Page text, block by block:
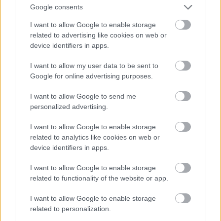
Google consents
I want to allow Google to enable storage
related to advertising like cookies on web or
device identifiers in apps.
I want to allow my user data to be sent to
Google for online advertising purposes.
I want to allow Google to send me
personalized advertising.
I want to allow Google to enable storage
related to analytics like cookies on web or
device identifiers in apps.
I want to allow Google to enable storage
related to functionality of the website or app.
I want to allow Google to enable storage
related to personalization.
mindegyikében tettenérhető Polt Péter igyekezete a
valódi felelősök kimentésére. Az ügyészségnek
ugyanis az is eszköze lehet egy-egy ügy elsikálására,
hogy olyan vádiratot készít, amely hiányos, gyenge,
és amely alapján a bíróság nem tud kellően szigorú
ítéletet hozni. Egy hangfelvételnek köszönhetően
például kiderült, hogyKulcsár kihallgatása
rendkívül “gyanúsítottbarát” módon zajlott, emellett
vezető politikusok (Áder, Rogán, Pintér Simicska,
Kövér) kimaradtak az ügyből. A kitiltási botrány
miközben Vida Ildikó és egyéb érintettek a helyükön
maradhattak. Hogy a vádképviseletnek mekkora
szerepe volt ebben, nem tudni, de a Postabank
vádlottakra, a BKV takarítási ügyében pedig a fő
felelősöket felmentették. Kósát végül csak tanúként
a milliárdos örökség ügyében, amely
pedig felvetette vele szemben a vesztegetés
gyanúját, és amelyben a csengeri örökösnőt